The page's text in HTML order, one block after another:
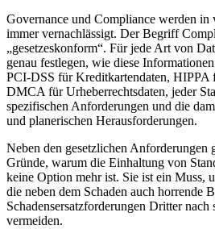
Governance und Compliance werden in
immer vernachlässigt. Der Begriff
gesetzeskonform . Für jede Art von
genau festlegen, wie diese
PCI-DSS für Kreditkartendaten, HIPPA
DMCA für Urheberrechtsdaten, jeder
spezifischen Anforderungen und die
und planerischen Herausforderungen.
Neben den gesetzlichen Anforderungen
Gründe, warum die Einhaltung von
keine Option mehr ist. Sie ist ein Muss,
die neben dem Schaden auch horrende
Schadensersatzforderungen Dritter nach
vermeiden.